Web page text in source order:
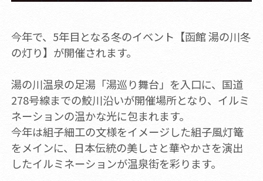
今年で、5年目となる冬のイベント【函館 湯の川冬
の灯り】が開催されます。
湯の川温泉の足湯「湯巡り舞台」を入口に、国道
278号線までの鮫川沿いが開催場所となり、イルミ
ネーションの温かな光に包まれます。
今年は組子細工の文様をイメージした組子風灯篭
をメインに、日本伝統の美しさと華やかさを演出
したイルミネーションが温泉街を彩ります。